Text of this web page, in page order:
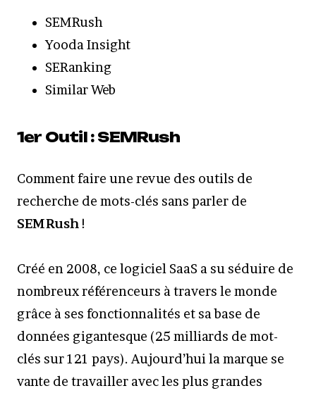
SEMRush
Yooda Insight
SERanking
Similar Web
1er Outil : SEMRush
Comment faire une revue des outils de
recherche de mots-clés sans parler de
SEMRush!
Créé en 2008, ce logiciel SaaS a su séduire de
nombreux référenceurs à travers le monde
grâce à ses fonctionnalités et sa base de
données gigantesque (25 milliards de mot-
clés sur 121 pays). Aujourd’hui la marque se
vante de travailler avec les plus grandes